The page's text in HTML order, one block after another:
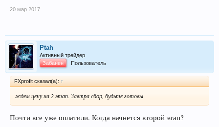
20 мар 2017
Ptah
Активный трейдер
Забанен
Пользователь
FXprofit сказал(а): ↑
ждем цену на 2 этап. Завтра сбор, будьте готовы
Почти все уже оплатили. Когда начнется второй этап?